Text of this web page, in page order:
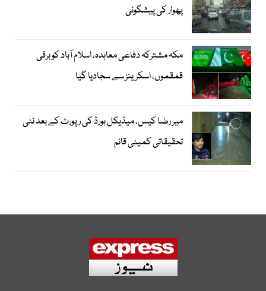
پھوار کی پیشگوئی
مکہ مشترکہ دفاعی معاہدہ، اسلام آباد کو برقی
قمقموں، اسکرینز سے سجادیا گیا
میر رضا کیس، میڈیکل بورڈ کی رپورٹ کے بعد نئی
تحقیقاتی کمیٹی قائم